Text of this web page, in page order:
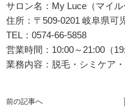
サロン名：My Luce（マイル
住所： 〒509-0201 岐阜県可
TEL：0574-66-5858
営業時間：10:00～21:00（
業務内容：脱毛・シミケア
前の記事へ